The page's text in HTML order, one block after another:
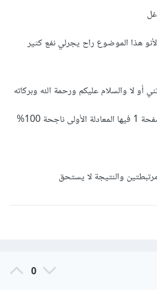
هذا الموضوع راح يجرلي نفع كثير
لا والسلام عليكم ورحمة الله وبركاته
100%
0